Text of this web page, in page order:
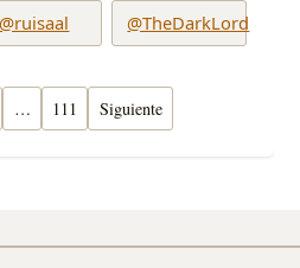
@ruisaal @TheDarkLord
… 111 Siguiente